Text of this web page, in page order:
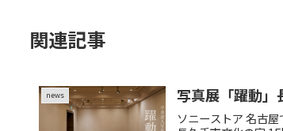
関連記事
news 写真展「躍動
ソニーストア 名古